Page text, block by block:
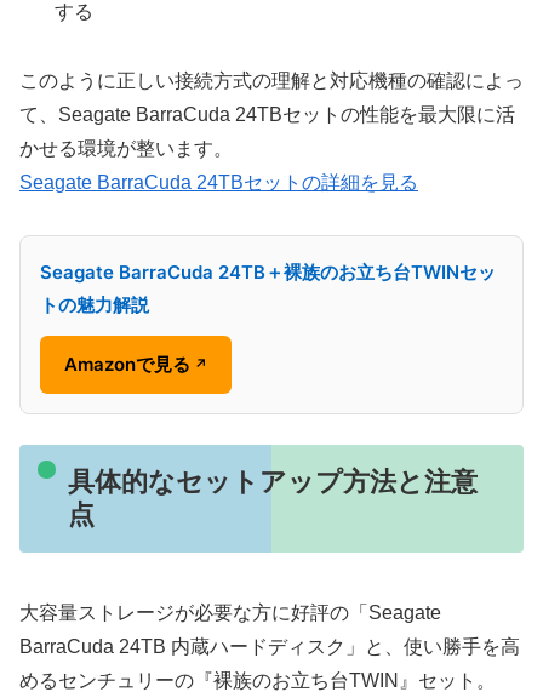
する
このように正しい接続方式の理解と対応機種の確認によっ
て、Seagate BarraCuda 24TBセットの性能を最大限に活
かせる環境が整います。
Seagate BarraCuda 24TBセットの詳細を見る
Seagate BarraCuda 24TB＋裸族のお立ち台TWINセッ
トの魅力解説
Amazonで見る ↗
具体的なセットアップ方法と注意
点
大容量ストレージが必要な方に好評の「Seagate
BarraCuda 24TB 内蔵ハードディスク」と、使い勝手を高
めるセンチュリーの『裸族のお立ち台TWIN』セット。